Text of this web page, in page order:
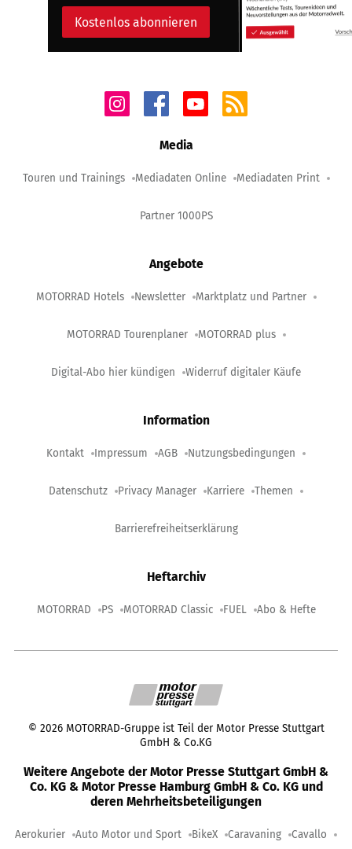
Kostenlos abonnieren
Media
Touren und Trainings Mediadaten Online Mediadaten Print
Partner 1000PS
Angebote
MOTORRAD Hotels Newsletter Marktplatz und Partner
MOTORRAD Tourenplaner MOTORRAD plus
Digital-Abo hier kündigen Widerruf digitaler Käufe
Information
Kontakt Impressum AGB Nutzungsbedingungen
Datenschutz Privacy Manager Karriere Themen
Barrierefreiheitserklärung
Heftarchiv
MOTORRAD PS MOTORRAD Classic FUEL Abo & Hefte
© 2026 MOTORRAD-Gruppe ist Teil der Motor Presse Stuttgart
GmbH & Co.KG
Weitere Angebote der Motor Presse Stuttgart GmbH &
Co. KG & Motor Presse Hamburg GmbH & Co. KG und
deren Mehrheitsbeteiligungen
Aerokurier Auto Motor und Sport BikeX Caravaning Cavallo